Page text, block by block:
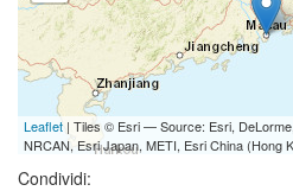
Leaflet | Tiles © Esri — Source: Esri,
NRCAN, Esri Japan, METI, Esri China (Hong
Condividi: